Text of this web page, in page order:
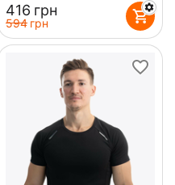
‍416‍ грн
‍594‍ грн